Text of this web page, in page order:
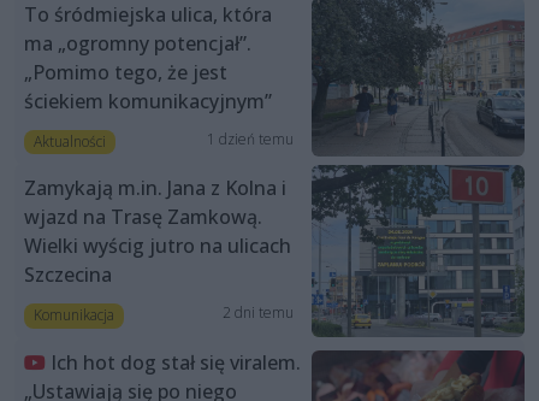
To śródmiejska ulica, która
ma „ogromny potencjał”.
„Pomimo tego, że jest
ściekiem komunikacyjnym”
Aktualności 1 dzień temu
Zamykają m.in. Jana z Kolna i
wjazd na Trasę Zamkową.
Wielki wyścig jutro na ulicach
Szczecina
Komunikacja 2 dni temu
Ich hot dog stał się viralem.
„Ustawiają się po niego